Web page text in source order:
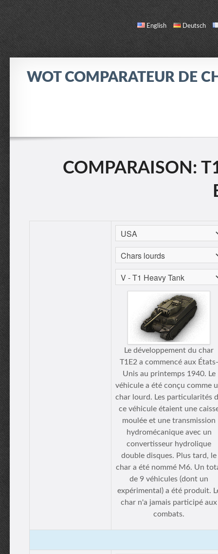
English Deutsch
WOT COMPARATEUR DE
COMPARAISON:
Le développement du char
T1E2 a commencé aux États-
Unis au printemps 1940. Le
véhicule a été conçu comme
char lourd. Les particularités
ce véhicule étaient une
moulée et une transmission
hydromécanique avec un
convertisseur hydrolique
double disques. Plus tard, le
char a été nommé M6. Un
de 9 véhicules (dont un
expérimental) a été produit.
char n'a jamais participé aux
combats.